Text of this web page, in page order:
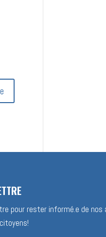
pour rester informé.e de